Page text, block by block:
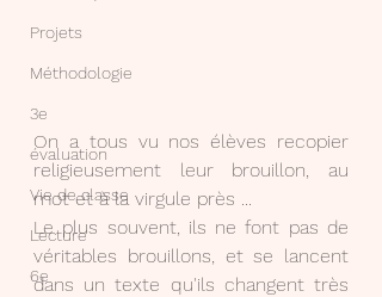
Projets
Méthodologie
3e
évaluation
Vie de classe
Lecture
6e
On a tous vu nos élèves recopier
religieusement leur brouillon, au
mot et à la virgule près ...
Le plus souvent, ils ne font pas de
véritables brouillons, et se lancent
dans un texte qu'ils changent très